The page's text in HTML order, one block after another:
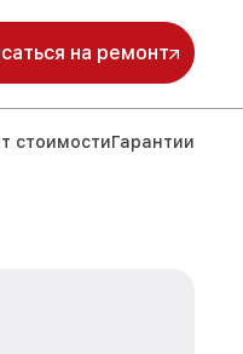
на ремонт
стоимостиГарантии